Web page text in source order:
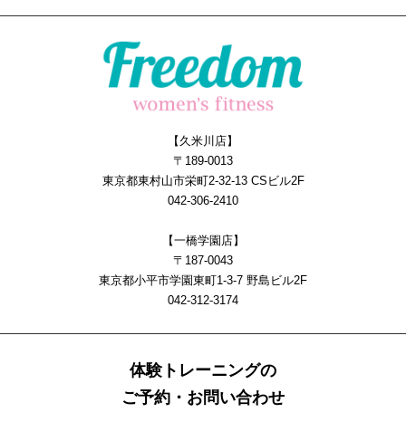
【久米川店】
〒189-0013
東京都東村山市栄町2-32-13 CSビル2F
042-306-2410
【一橋学園店】
〒187-0043
東京都小平市学園東町1-3-7 野島ビル2F
042-312-3174
体験トレーニングの
ご予約・お問い合わせ